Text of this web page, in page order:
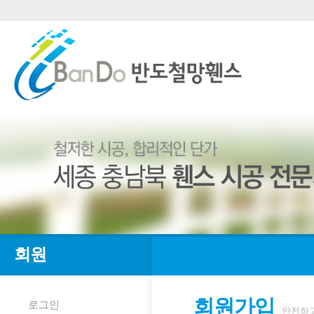
회원
로그인 회원가입 안전하